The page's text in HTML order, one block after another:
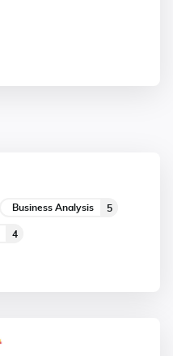
Business Analysis 5
4